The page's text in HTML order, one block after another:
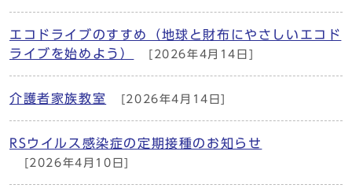
エコドライブのすすめ（地球と財布にやさしいエコド
ライブを始めよう）
[2026年4月14日]
介護者家族教室 [2026年4月14日]
RSウイルス感染症の定期接種のお知らせ
[2026年4月10日]